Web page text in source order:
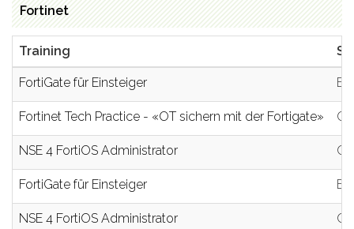
Fortinet
Training
FortiGate für Einsteiger
Fortinet Tech Practice - «OT sichern mit der Fortigate»
NSE 4 FortiOS Administrator
FortiGate für Einsteiger
NSE 4 FortiOS Administrator